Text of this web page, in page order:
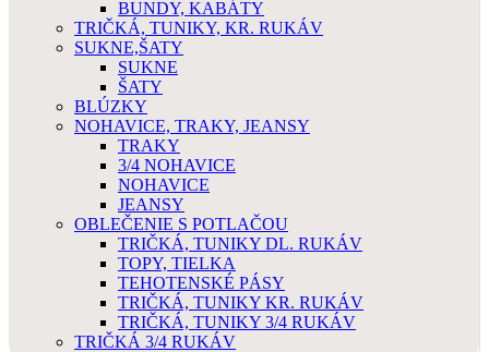
BUNDY, KABÁTY
TRIČKÁ, TUNIKY, KR. RUKÁV
SUKNE,ŠATY
SUKNE
ŠATY
BLÚZKY
NOHAVICE, TRAKY, JEANSY
TRAKY
3/4 NOHAVICE
NOHAVICE
JEANSY
OBLEČENIE S POTLAČOU
TRIČKÁ, TUNIKY DL. RUKÁV
TOPY, TIELKA
TEHOTENSKÉ PÁSY
TRIČKÁ, TUNIKY KR. RUKÁV
TRIČKÁ, TUNIKY 3/4 RUKÁV
TRIČKÁ 3/4 RUKÁV